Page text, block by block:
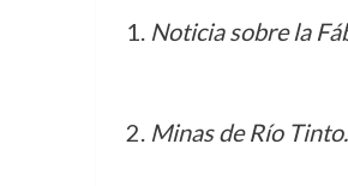
Noticia sobre la
Minas de Río